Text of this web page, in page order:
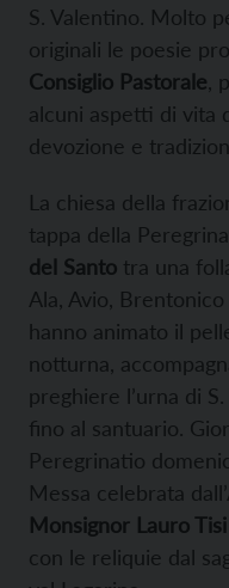
S. Valentino. Molto
originali le poesie
Consiglio Pastorale
alcuni aspetti di vita
devozione e
La chiesa della
tappa della
del Santo tra una
Ala, Avio,
hanno animato il
notturna,
preghiere l’urna di
fino al santuario.
Peregrinatio
Messa celebrata
Monsignor Lauro Tisi
con le reliquie dal